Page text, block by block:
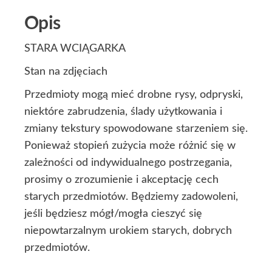
Opis
STARA WCIĄGARKA
Stan na zdjęciach
Przedmioty mogą mieć drobne rysy, odpryski,
niektóre zabrudzenia, ślady użytkowania i
zmiany tekstury spowodowane starzeniem się.
Ponieważ stopień zużycia może różnić się w
zależności od indywidualnego postrzegania,
prosimy o zrozumienie i akceptację cech
starych przedmiotów. Będziemy zadowoleni,
jeśli będziesz mógł/mogła cieszyć się
niepowtarzalnym urokiem starych, dobrych
przedmiotów.